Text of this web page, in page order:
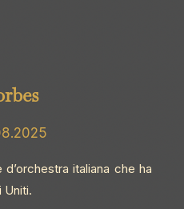
italiana che ha
Uniti.